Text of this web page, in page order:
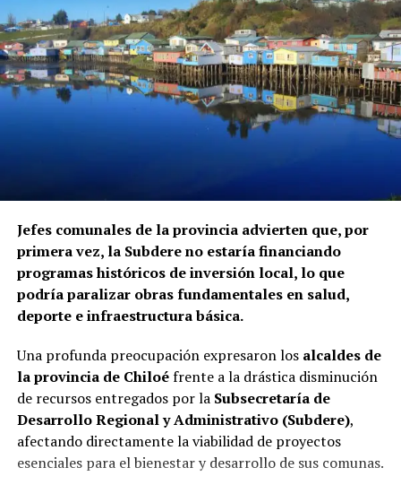
Jefes comunales de la provincia advierten que, por
primera vez, la Subdere no estaría financiando
programas históricos de inversión local, lo que
podría paralizar obras fundamentales en salud,
deporte e infraestructura básica.
Una profunda preocupación expresaron los alcaldes de
la provincia de Chiloéfrente a la drástica disminución
de recursos entregados por la Subsecretaría de
Desarrollo Regional y Administrativo (Subdere),
afectando directamente la viabilidad de proyectos
esenciales para el bienestar y desarrollo de sus comunas.